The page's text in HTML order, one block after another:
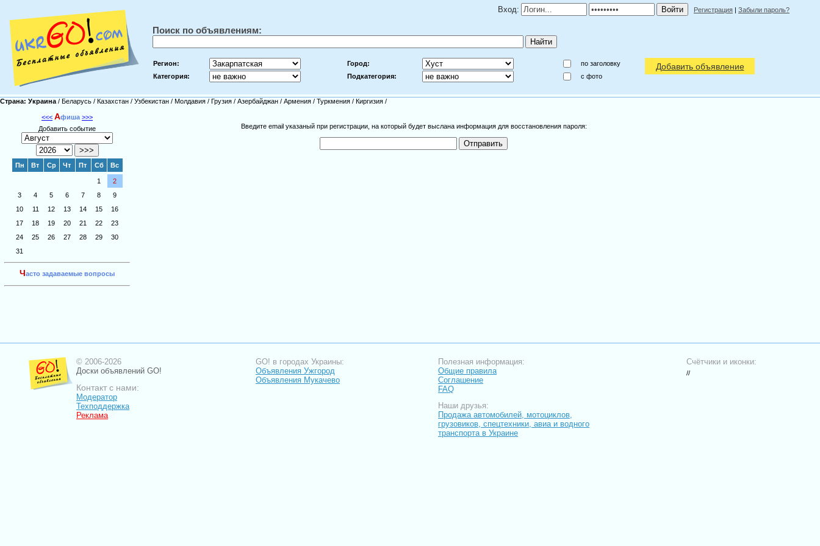
Вход: Регистрация | Забыли пароль?
Поиск по объявлениям:
Регион: Город:
по заголовку
Категория:
Подкатегория: c фото
Добавить объявление
Страна: Украина / Беларусь / Казахстан / Узбекистан / Молдавия / Грузия / Азербайджан / Армения / Туркмения / Киргизия /
<<< Афиша >>>
Добавить событие
Пн Вт Ср Чт Пт Сб Вс
1
2
3
4 5 6 7 8
9
10
11 12 13 14 15
16
17
18 19 20 21 22
23
24
25 26 27 28 29
30
31
Часто задаваемые вопросы
Введите email указаный при регистрации, на который будет выслана информация для восстановления пароля:
© 2006-2026
Доски объявлений GO!
Контакт с нами:
Модератор
Техподдержка
Реклама
GO! в городах Украины:
Объявления Ужгород
Объявления Мукачево
Полезная информация:
Общие правила
Соглашение
FAQ
Наши друзья:
Продажа автомобилей, мотоциклов,
грузовиков, спецтехники, авиа и водного
транспорта в Украине
Счётчики и иконки:
//